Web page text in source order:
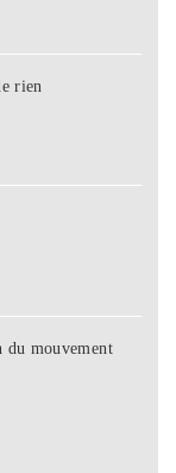
rien
mouvement